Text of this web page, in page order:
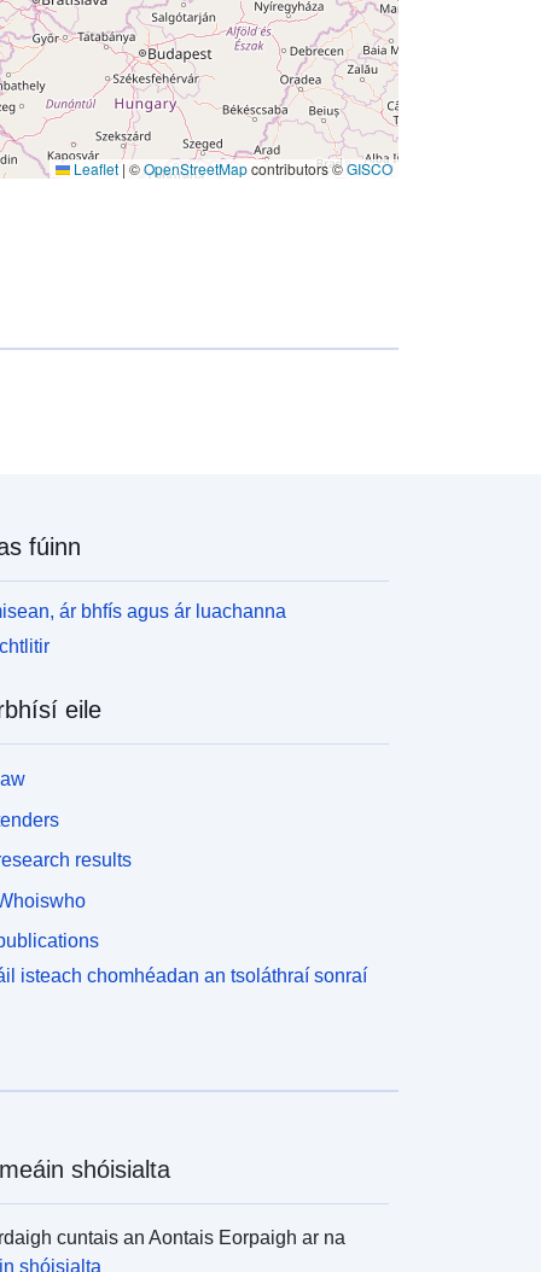
Leaflet | ©OpenStreetMapcontributors ©GISCO
fúinn
ár bhfís agus ár luachanna
eile
results
isteach chomhéadan an tsoláthraí sonraí
shóisialta
cuntais an Aontais Eorpaigh ar na
shóisialta